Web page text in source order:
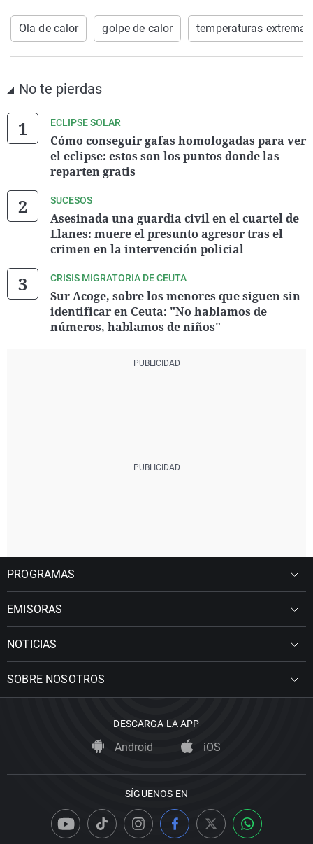
Ola de calor golpe de calor temperaturas extremas
No te pierdas
ECLIPSE SOLAR
Cómo conseguir gafas homologadas para ver
el eclipse: estos son los puntos donde las
reparten gratis
SUCESOS
Asesinada una guardia civil en el cuartel de
Llanes: muere el presunto agresor tras el
crimen en la intervención policial
CRISIS MIGRATORIA DE CEUTA
Sur Acoge, sobre los menores que siguen sin
identificar en Ceuta: "No hablamos de
números, hablamos de niños"
PROGRAMAS
EMISORAS
NOTICIAS
SOBRE NOSOTROS
DESCARGA LA APP
Android iOS
SÍGUENOS EN